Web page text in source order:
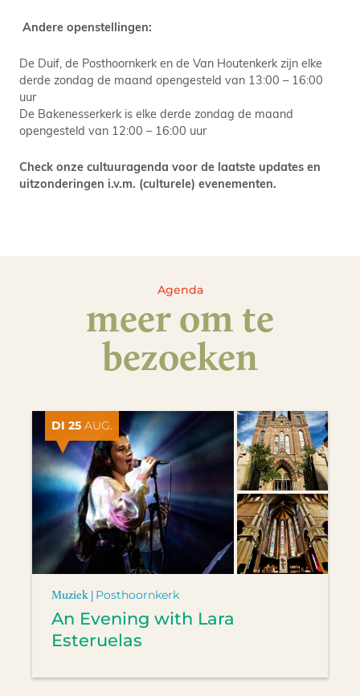
Andere openstellingen:
De Duif, de Posthoornkerk en de Van Houtenkerk zijn elke
derde zondag de maand opengesteld van 13:00 – 16:00
uur
De Bakenesserkerk is elke derde zondag de maand
opengesteld van 12:00 – 16:00 uur
Check onze cultuuragenda voor de laatste updates en
uitzonderingen i.v.m. (culturele) evenementen.
Agenda
meer om te
bezoeken
DI 25 AUG.
Muziek | Posthoornkerk
An Evening with Lara
Esteruelas